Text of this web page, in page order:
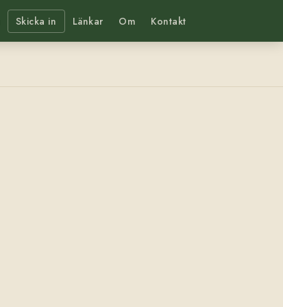
Skicka in Länkar Om Kontakt